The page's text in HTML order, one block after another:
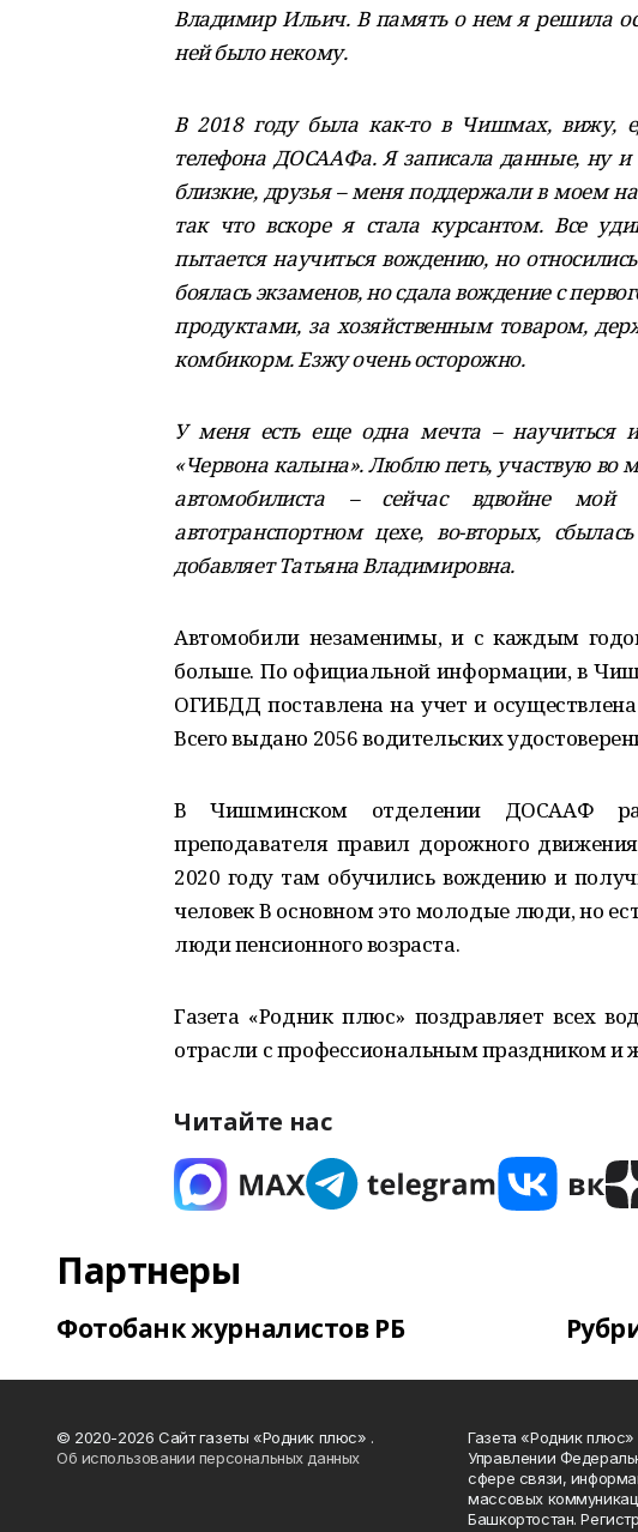
Владимир Ильич. В память о нем я решила
ней было некому.
В 2018 году была как-то в Чишмах, вижу,
телефона ДОСААФа. Я записала данные, ну и
близкие, друзья – меня поддержали в моем
так что вскоре я стала курсантом. Все
пытается научиться вождению, но
боялась экзаменов, но сдала вождение с
продуктами, за хозяйственным товаром,
комбикорм. Езжу очень осторожно.
У меня есть еще одна мечта – научиться
«Червона калына». Люблю петь, участвую
автомобилиста – сейчас вдвойне мой
автотранспортном цехе, во-вторых,
добавляет Татьяна Владимировна.
Автомобили незаменимы, и с каждым
больше. По официальной информации, в
ОГИБДД поставлена на учет и
Всего выдано 2056 водительских
В Чишминском отделении ДОСААФ
преподавателя правил дорожного
2020 году там обучились вождению и
человек В основном это молодые люди, но
люди пенсионного возраста.
Газета «Родник плюс» поздравляет всех
отрасли с профессиональным праздником и
Читайте нас
Партнеры
Фотобанк журналистов РБ
© 2020-2026 Сайт газеты «Родник плюс» .
Об использовании персональных данных
Газета «Родник
Управлении
сфере связи,
массовых
Башкортостан.